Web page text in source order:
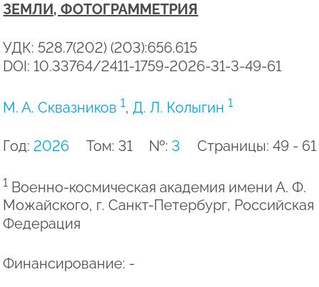
ЗЕМЛИ, ФОТОГРАММЕТРИЯ
УДК: 528.7(202) (203):656.615
DOI: 10.33764/2411-1759-2026-31-3-49-61
М. А. Сквазников 1, Д. Л. Колыгин 1
Год: 2026 Том: 31 №: 3 Страницы: 49 - 61
1 Военно-космическая академия имени А. Ф.
Можайского, г. Санкт-Петербург, Российская
Федерация
Финансирование: -